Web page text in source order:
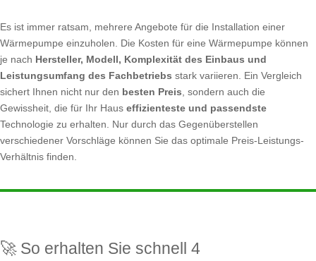
Es ist immer ratsam, mehrere Angebote für die Installation einer
Wärmepumpe einzuholen. Die Kosten für eine Wärmepumpe können
je nach Hersteller, Modell, Komplexität des Einbaus und
Leistungsumfang des Fachbetriebs stark variieren. Ein Vergleich
sichert Ihnen nicht nur den besten Preis, sondern auch die
Gewissheit, die für Ihr Haus effizienteste und passendste
Technologie zu erhalten. Nur durch das Gegenüberstellen
verschiedener Vorschläge können Sie das optimale Preis-Leistungs-
Verhältnis finden.
🚀 So erhalten Sie schnell 4